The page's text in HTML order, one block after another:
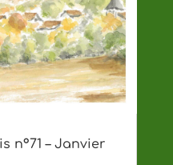
n°71 – Janvier